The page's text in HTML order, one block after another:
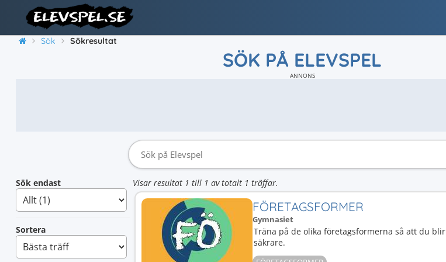
Sök Sökresultat
SÖK PÅ ELEVSPEL
ANNONS
Sök endast
Sortera
Visar resultat 1 till 1 av totalt 1 träffar.
FÖRETAGSFORMER
Gymnasiet
Träna på de olika företagsformerna så att du blir
säkrare.